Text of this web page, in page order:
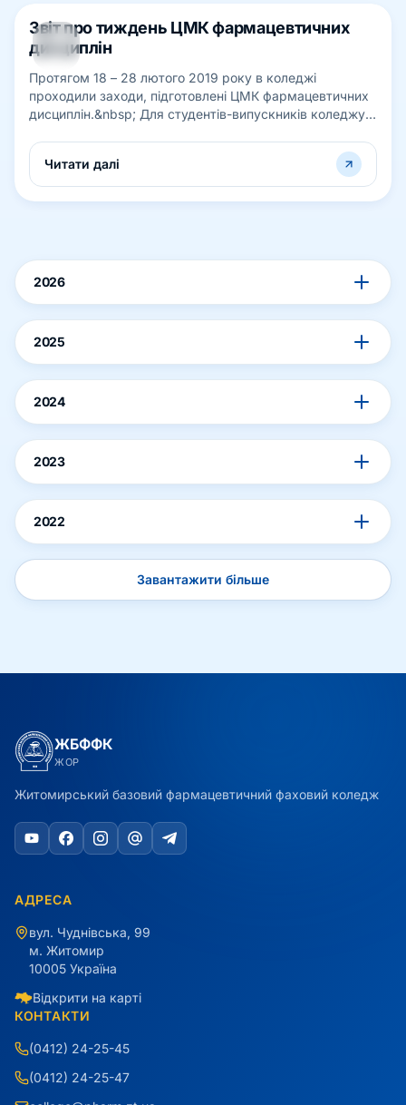
04
БЕР
Звіт про тиждень ЦМК фармацевтичних
дисциплін
Протягом 18 – 28 лютого 2019 року в коледжі
проходили заходи, підготовлені ЦМК фармацевтичних
дисциплін.&nbsp; Для студентів-випускників коледжу
Читати далі
2026
2025
2024
2023
2022
Завантажити більше
ЖБФФК
ЖОР
Житомирський базовий фармацевтичний фаховий коледж
АДРЕСА
вул. Чуднівська, 99
м. Житомир
10005 Україна
Відкрити на карті
КОНТАКТИ
(0412) 24-25-45
(0412) 24-25-47